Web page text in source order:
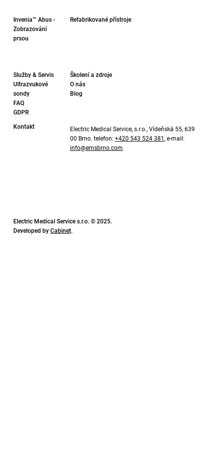
Electric Medical Service s.r.o. © 2025.
Developed by Cabinet.
Služby & Servis
Ultrazvukové
sondy
FAQ
GDPR
Školení a zdroje
O nás
Blog
Kontakt
Electric Medical Service, s.r.o., Vídeňská 55, 639
00 Brno. telefon: +420 543 524 381 , e-mail:
info@emsbrno.com
Invenia™ Abus -
Zobrazování
prsou
Refabrikované přístroje